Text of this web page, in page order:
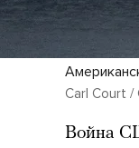
Carl Court /
Война